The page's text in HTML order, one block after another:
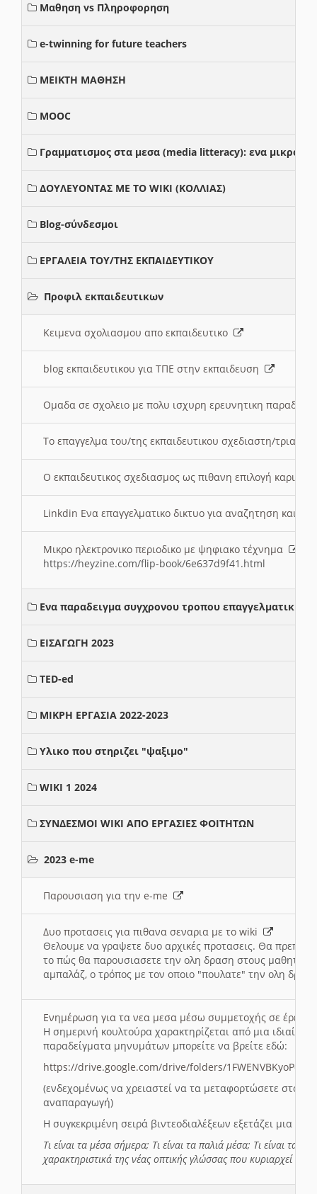
Μαθηση vs Πληροφορηση
e-twinning for future teachers
ΜΕΙΚΤΗ ΜΑΘΗΣΗ
MOOC
Γραμματισμος στα μεσα (media litteracy): ενα μικρο
ΔΟΥΛΕΥΟΝΤΑΣ ΜΕ ΤΟ WIKI (ΚΟΛΛΙΑΣ)
Blog-σύνδεσμοι
ΕΡΓΑΛΕΙΑ ΤΟΥ/ΤΗΣ ΕΚΠΑΙΔΕΥΤΙΚΟΥ
Προφιλ εκπαιδευτικων
Κειμενα σχολιασμου απο εκπαιδευτικο
blog εκπαιδευτικου για ΤΠΕ στην εκπαιδευση
Ομαδα σε σχολειο με πολυ ισχυρη ερευνητικη
Το επαγγελμα του/της εκπαιδευτικου σχεδιαστη/τριας
Ο εκπαιδευτικος σχεδιασμος ως πιθανη επιλογή
Linkdin Ενα επαγγελματικο δικτυο για αναζητηση και
Μικρο ηλεκτρονικο περιοδικο με ψηφιακο τέχνημα
https://heyzine.com/flip-book/6e637d9f41.html
Ενα παραδειγμα συγχρονου τροπου επαγγελματικης
ΕΙΣΑΓΩΓΗ 2023
TED-ed
ΜΙΚΡΗ ΕΡΓΑΣΙΑ 2022-2023
Υλικο που στηριζει "ψαξιμο"
WIKI 1 2024
ΣΥΝΔΕΣΜΟΙ WIKI ΑΠΟ ΕΡΓΑΣΙΕΣ ΦΟΙΤΗΤΩΝ
2023 e-me
Παρουσιαση για την e-me
Δυο προτασεις για πιθανα σεναρια με το wiki
Θελουμε να γραψετε δυο αρχικές προτασεις. Θα πρεπει
το πώς θα παρουσιασετε την ολη δραση στους μαθητες
αμπαλάζ, ο τρόπος με τον οποιο "πουλατε" την ολη
Ενημέρωση για τα νεα μεσα μέσω συμμετοχής σε
Η σημερινή κουλτούρα χαρακτηρίζεται από μια
παραδείγματα μηνυμάτων μπορείτε να βρείτε εδώ:
https://drive.google.com/drive/folders/
(ενδεχομένως να χρειαστεί να τα μεταφορτώσετε στο
αναπαραγωγή)
Η συγκεκριμένη σειρά βιντεοδιαλέξεων εξετάζει μια
Τι είναι τα μέσα σήμερα; Τι είναι τα παλιά μέσα; Τι είναι τα
χαρακτηριστικά της νέας οπτικής γλώσσας που κυριαρχεί